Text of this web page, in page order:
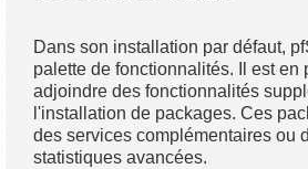
Dans son installation par défaut,
palette de fonctionnalités. Il est en
adjoindre des fonctionnalités
l'installation de packages. Ces
des services complémentaires ou
statistiques avancées.